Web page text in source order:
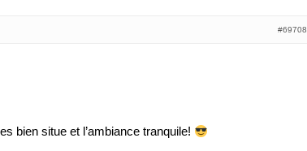
#69708
bien situe et l’ambiance tranquile!